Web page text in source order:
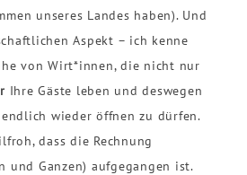
unseres Landes haben). Und
Aspekt – ich kenne
von Wirt*innen, die nicht nur
Ihre Gäste leben und deswegen
wieder öffnen zu dürfen.
dass die Rechnung
und Ganzen) aufgegangen ist.